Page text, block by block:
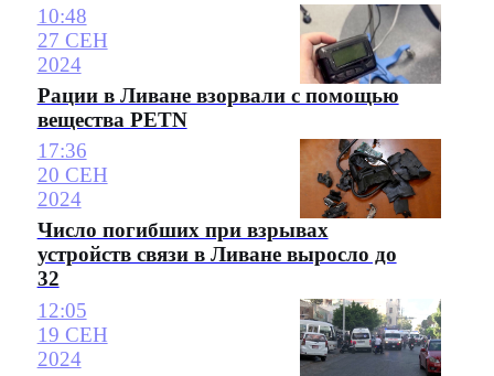
10:48
27 СЕН
2024
Рации в Ливане взорвали с помощью
вещества PETN
17:36
20 СЕН
2024
Число погибших при взрывах
устройств связи в Ливане выросло до
32
12:05
19 СЕН
2024